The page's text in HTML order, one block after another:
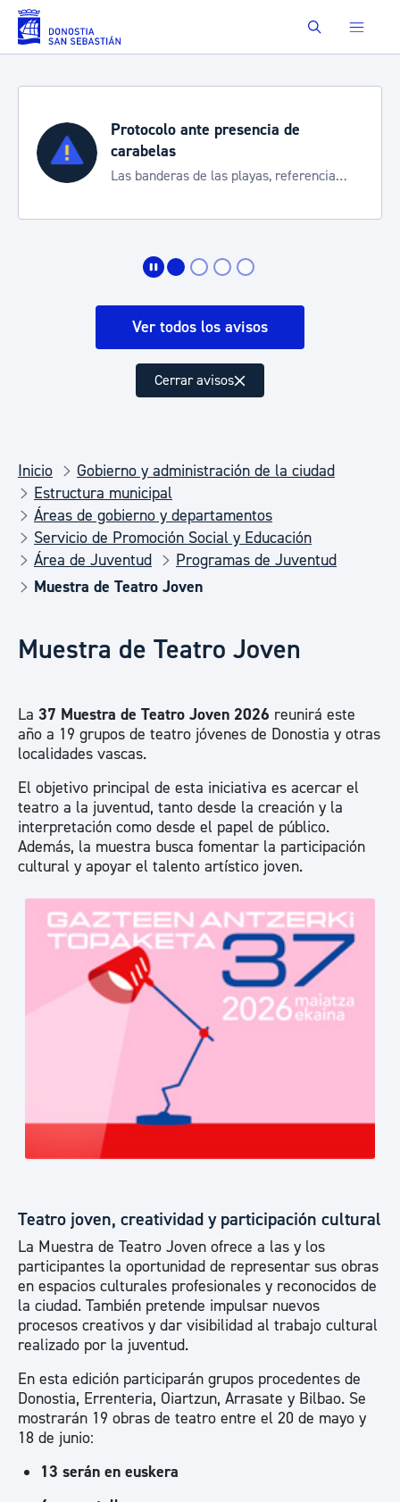
Saltar al contenido principal Buscar
de
playas, referencia
Semana Grande
Cortes de tráfico y
de transporte
Ver todos los avisos
Cerrar avisos
Inicio
Gobierno y administración de la ciudad
Estructura municipal
Áreas de gobierno y departamentos
Servicio de Promoción Social y Educación
Área de Juventud
Programas de Juventud
Muestra de Teatro Joven
Muestra de Teatro Joven
La 37 Muestra de Teatro Joven 2026 reunirá este
año a 19 grupos de teatro jóvenes de Donostia y otras
localidades vascas.
El objetivo principal de esta iniciativa es acercar el
teatro a la juventud, tanto desde la creación y la
interpretación como desde el papel de público.
Además, la muestra busca fomentar la participación
cultural y apoyar el talento artístico joven.
Teatro joven, creatividad y participación cultural
La Muestra de Teatro Joven ofrece a las y los
participantes la oportunidad de representar sus obras
en espacios culturales profesionales y reconocidos de
la ciudad. También pretende impulsar nuevos
procesos creativos y dar visibilidad al trabajo cultural
realizado por la juventud.
En esta edición participarán grupos procedentes de
Donostia, Errenteria, Oiartzun, Arrasate y Bilbao. Se
mostrarán 19 obras de teatro entre el 20 de mayo y
18 de junio:
13 serán en euskera